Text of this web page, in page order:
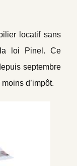
locatif sans
loi Pinel. Ce
septembre
d’impôt.